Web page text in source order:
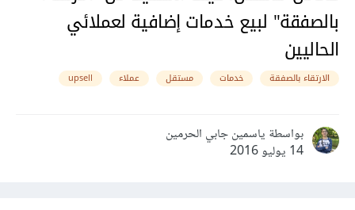
بالصفقة" لبيع خدمات إضافية لعملائي
الحاليين
الارتقاء بالصفقة خدمات مستقل عملاء upsell
بواسطة ياسمين جابي الحرمين
14 يوليو 2016